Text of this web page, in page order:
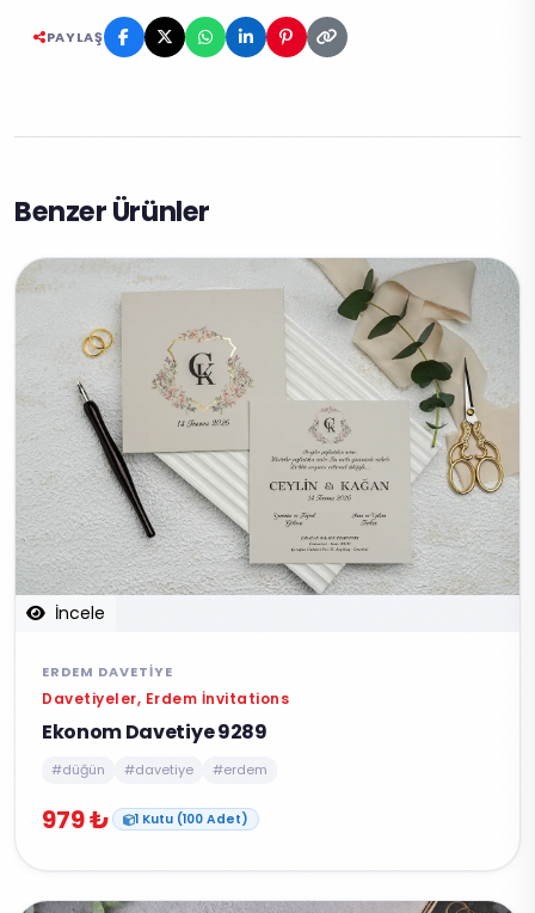
PAYLAŞ
Benzer Ürünler
İncele
ERDEM DAVETIYE
Davetiyeler, Erdem İnvitations
Ekonom Davetiye 9289
#düğün #davetiye #erdem
979 ₺ 1 Kutu (100 Adet)